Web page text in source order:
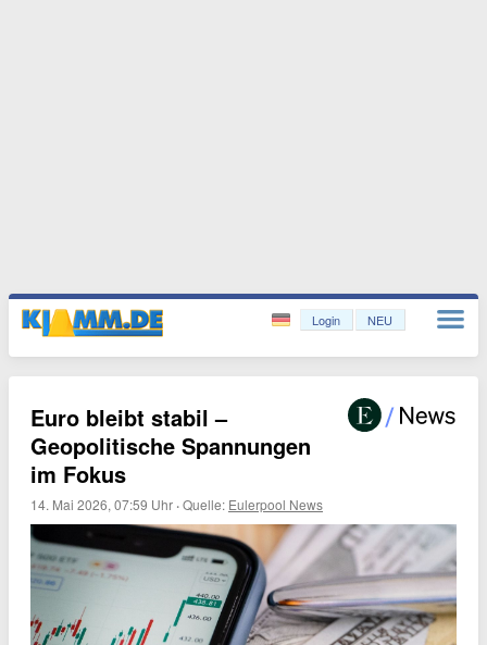
Login NEU
Euro bleibt stabil –
Geopolitische Spannungen
im Fokus
14. Mai 2026, 07:59 Uhr ·Quelle: Eulerpool News